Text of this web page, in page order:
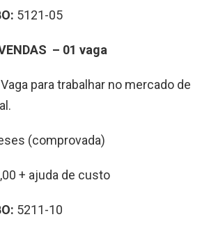
5121-05
– 01 vaga
para trabalhar no mercado de
(comprovada)
+ ajuda de custo
5211-10